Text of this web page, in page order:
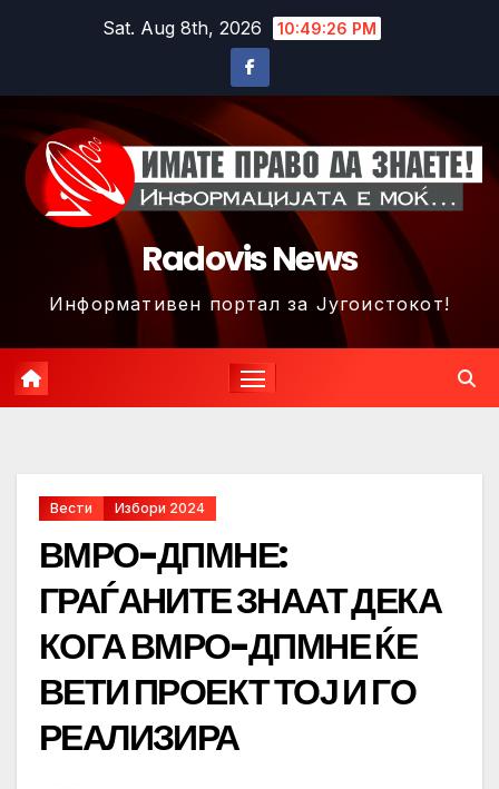
Sat. Aug 8th, 2026 10:49:29 PM
Radovis News
Информативен портал за Југоистокот!
Вести Избори 2024
ВМРО-ДПМНЕ:
ГРАЃАНИТЕ ЗНААТ ДЕКА
КОГА ВМРО-ДПМНЕ ЌЕ
ВЕТИ ПРОЕКТ ТОЈ И ГО
РЕАЛИЗИРА